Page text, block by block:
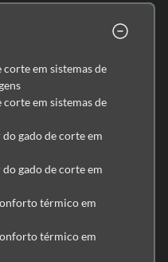
em sistemas de
em sistemas de
gado de corte em
gado de corte em
térmico em
térmico em